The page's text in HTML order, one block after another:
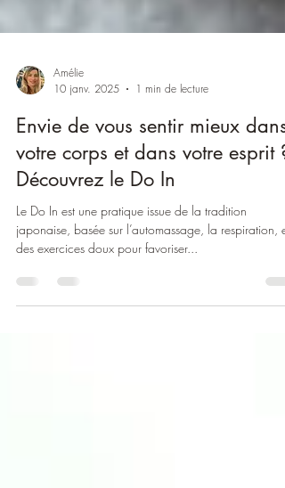
Amélie
10 janv. 2025
1 min de lecture
Envie de vous sentir mieux dans
Découvrez le Do In
Le Do In est une pratique issue de la tradition
japonaise, basée sur l’automassage, la respiration, et